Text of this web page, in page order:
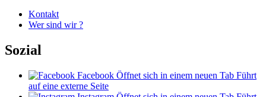
Kontakt
Wer sind wir ?
Sozial
Facebook Öffnet sich in einem neuen Tab Führt
auf eine externe Seite